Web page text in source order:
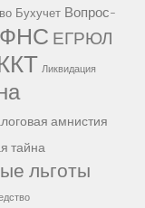
Бухучет Вопрос-
ФНС ЕГРЮЛ
Ликвидация
амнистия
тайна
льготы